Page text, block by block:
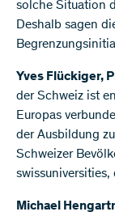
solche Situation
Deshalb sagen
Yves Flückiger,
der Schweiz ist
Europas
der Ausbildung
Schweizer
swissuniversities,
Michael